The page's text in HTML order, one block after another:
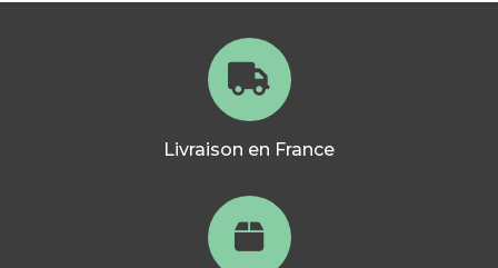
Livraison en France